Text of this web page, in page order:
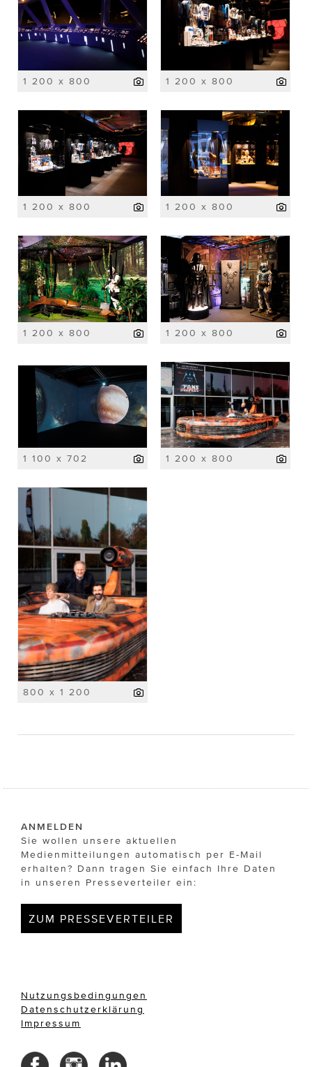
1 200 x 800 1 200 x 800
1 200 x 800 1 200 x 800
1 200 x 800 1 200 x 800
1 100 x 702 1 200 x 800
800 x 1 200
ANMELDEN
Sie wollen unsere aktuellen
Medienmitteilungen automatisch per E-Mail
erhalten? Dann tragen Sie einfach Ihre Daten
in unseren Presseverteiler ein:
ZUM PRESSEVERTEILER
Nutzungsbedingungen
Datenschutzerklärung
Impressum